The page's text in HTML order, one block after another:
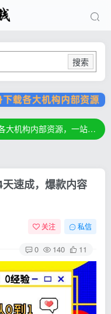
搜索
地，最新最强网赚教程大全，小投入，大回报！
地，最新最强网赚教程大全，小投入，大回报！
速成，爆款内容
关注 私信
0 140 11